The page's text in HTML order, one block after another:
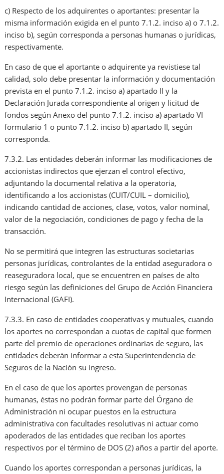
c) Respecto de los adquirentes o aportantes: presentar la
misma información exigida en el punto 7.1.2. inciso a) o 7.1.2.
inciso b), según corresponda a personas humanas o jurídicas,
respectivamente.
En caso de que el aportante o adquirente ya revistiese tal
calidad, solo debe presentar la información y documentación
prevista en el punto 7.1.2. inciso a) apartado II y la
Declaración Jurada correspondiente al origen y licitud de
fondos según Anexo del punto 7.1.2. inciso a) apartado VI
formulario 1 o punto 7.1.2. inciso b) apartado II, según
corresponda.
7.3.2. Las entidades deberán informar las modificaciones de
accionistas indirectos que ejerzan el control efectivo,
adjuntando la documental relativa a la operatoria,
identificando a los accionistas (CUIT/CUIL – domicilio),
indicando cantidad de acciones, clase, votos, valor nominal,
valor de la negociación, condiciones de pago y fecha de la
transacción.
No se permitirá que integren las estructuras societarias
personas jurídicas, controlantes de la entidad aseguradora o
reaseguradora local, que se encuentren en países de alto
riesgo según las definiciones del Grupo de Acción Financiera
Internacional (GAFI).
7.3.3. En caso de entidades cooperativas y mutuales, cuando
los aportes no correspondan a cuotas de capital que formen
parte del premio de operaciones ordinarias de seguro, las
entidades deberán informar a esta Superintendencia de
Seguros de la Nación su ingreso.
En el caso de que los aportes provengan de personas
humanas, éstas no podrán formar parte del Órgano de
Administración ni ocupar puestos en la estructura
administrativa con facultades resolutivas ni actuar como
apoderados de las entidades que reciban los aportes
respectivos por el término de DOS (2) años a partir del aporte.
Cuando los aportes correspondan a personas jurídicas, la